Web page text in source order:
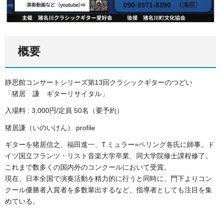
概要
静思館コンサートシリーズ第13回クラシックギターのつどい
「猪居 謙 ギターリサイタル」
入場料 : 3,000円/定員 50名（要予約）
猪居謙（いのいけん） profile
ギターを猪居信之、福田進一、T.ミュラー=ペリング各氏に師事。ド
イツ国立フランツ・リスト音楽大学卒業、同大学院修士課程修了。
これまで数多くの国内外のコンクールにおいて受賞。
現在、日本全国で演奏活動を精力的に行うと同時に、門下よりコン
クール優勝者入賞者を多数輩出するなど、指導者としても注目を集
めている。